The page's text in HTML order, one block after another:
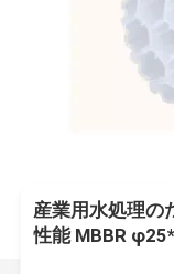
産業用水処理の
性能 MBBR